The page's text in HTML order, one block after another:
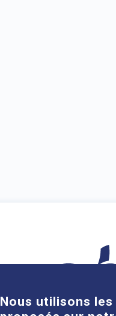
Nous utilisons